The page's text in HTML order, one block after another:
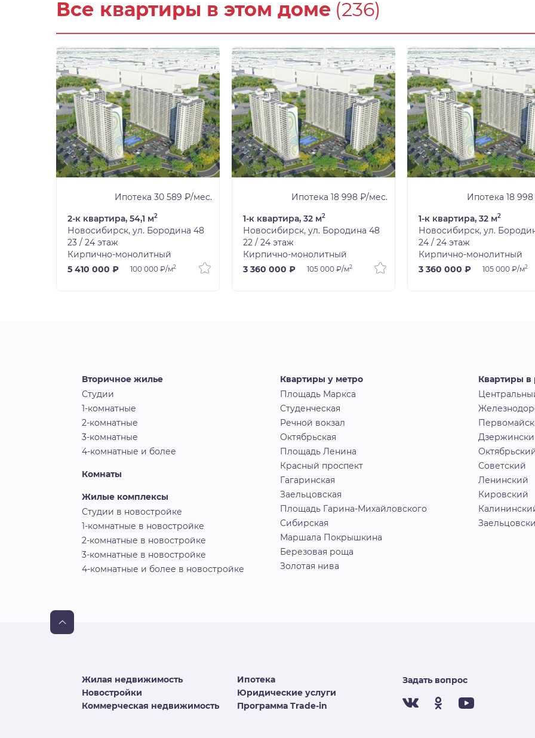
Все квартиры в этом доме (236)
Ипотека 30 589 ₽/мес.
2-к квартира, 54,1 м2
Новосибирск, ул. Бородина 48
23 / 24 этаж
Кирпично-монолитный
5 410 000 ₽
100 000 ₽/м2
Ипотека 18 998 ₽/мес.
1-к квартира, 32 м2
Новосибирск, ул. Бородина 48
22 / 24 этаж
Кирпично-монолитный
3 360 000 ₽
105 000 ₽/м2
Ипотека 18
1-к квартира, 32 м2
Новосибирск, ул.
24 / 24 этаж
Кирпично-монолитный
3 360 000 ₽
105 000 ₽/м2
Вторичное жилье
Студии
1-комнатные
2-комнатные
3-комнатные
4-комнатные и более
Комнаты
Жилые комплексы
Студии в новостройке
1-комнатные в новостройке
2-комнатные в новостройке
3-комнатные в новостройке
4-комнатные и более в новостройке
Квартиры у метро
Площадь Маркса
Студенческая
Речной вокзал
Октябрьская
Площадь Ленина
Красный проспект
Гагаринская
Заельцовская
Площадь Гарина-Михайловского
Сибирская
Маршала Покрышкина
Березовая роща
Золотая нива
Квартиры в
Советский
Ленинский
Кировский
Жилая недвижимость
Новостройки
Коммерческая недвижимость
Ипотека
Юридические услуги
Программа Trade-in
Задать вопрос